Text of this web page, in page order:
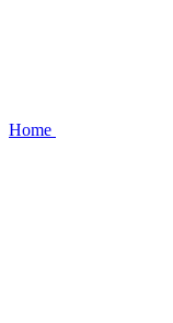
Home